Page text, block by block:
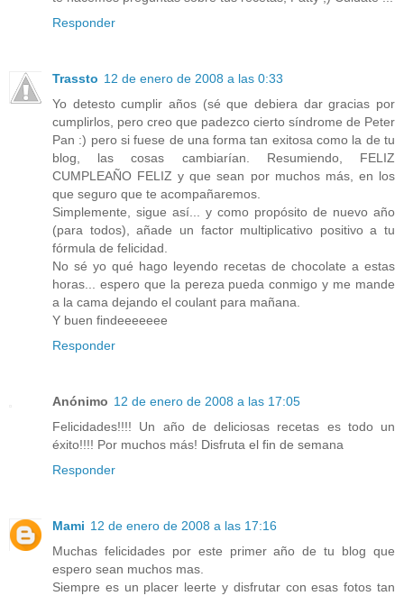
Responder
Trassto 12 de enero de 2008 a las 0:33
Yo detesto cumplir años (sé que debiera dar gracias por
cumplirlos, pero creo que padezco cierto síndrome de Peter
Pan :) pero si fuese de una forma tan exitosa como la de tu
blog, las cosas cambiarían. Resumiendo, FELIZ
CUMPLEAÑO FELIZ y que sean por muchos más, en los
que seguro que te acompañaremos.
Simplemente, sigue así... y como propósito de nuevo año
(para todos), añade un factor multiplicativo positivo a tu
fórmula de felicidad.
No sé yo qué hago leyendo recetas de chocolate a estas
horas... espero que la pereza pueda conmigo y me mande
a la cama dejando el coulant para mañana.
Y buen findeeeeeee
Responder
Anónimo 12 de enero de 2008 a las 17:05
Felicidades!!!! Un año de deliciosas recetas es todo un
éxito!!!! Por muchos más! Disfruta el fin de semana
Responder
Mami 12 de enero de 2008 a las 17:16
Muchas felicidades por este primer año de tu blog que
espero sean muchos mas.
Siempre es un placer leerte y disfrutar con esas fotos tan